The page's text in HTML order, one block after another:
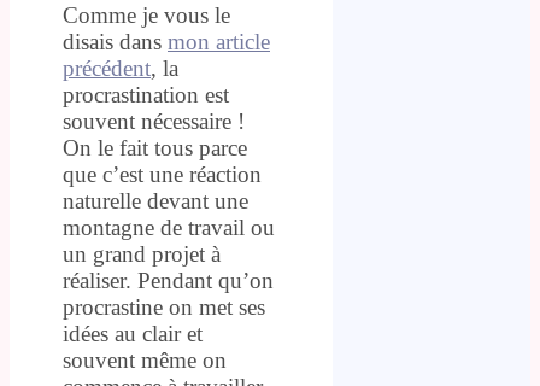
Comme je vous le
disais dans mon article
précédent, la
procrastination est
souvent nécessaire !
On le fait tous parce
que c’est une réaction
naturelle devant une
montagne de travail ou
un grand projet à
réaliser. Pendant qu’on
procrastine on met ses
idées au clair et
souvent même on